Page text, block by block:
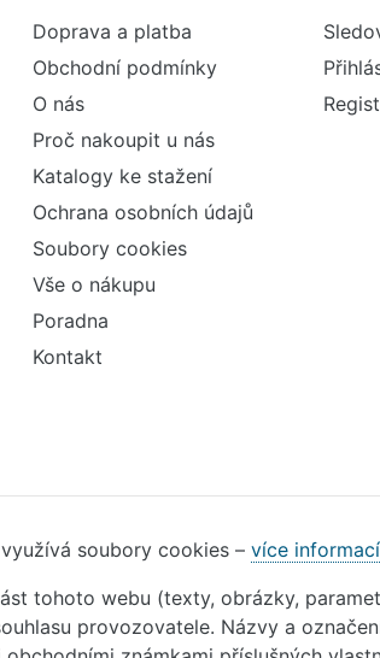
Doprava a platba
Obchodní podmínky
O nás
Proč nakoupit u nás
Katalogy ke stažení
Ochrana osobních údajů
Soubory cookies
Vše o nákupu
Poradna
Kontakt
soubory cookies – více informací
tohoto webu (texty, obrázky,
provozovatele. Názvy a